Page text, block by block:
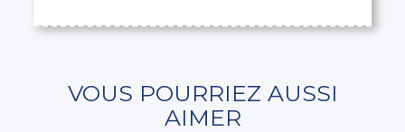
VOUS POURRIEZ AUSSI
AIMER